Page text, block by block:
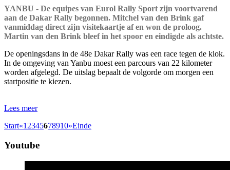
YANBU - De equipes van Eurol Rally Sport zijn voortvarend
aan de Dakar Rally begonnen. Mitchel van den Brink gaf
vanmiddag direct zijn visitekaartje af en won de proloog.
Martin van den Brink bleef in het spoor en eindigde als achtste.
De openingsdans in de 48e Dakar Rally was een race tegen de klok.
In de omgeving van Yanbu moest een parcours van 22 kilometer
worden afgelegd. De uitslag bepaalt de volgorde om morgen een
startpositie te kiezen.
Lees meer
Start«1 2345678910»Einde
Youtube